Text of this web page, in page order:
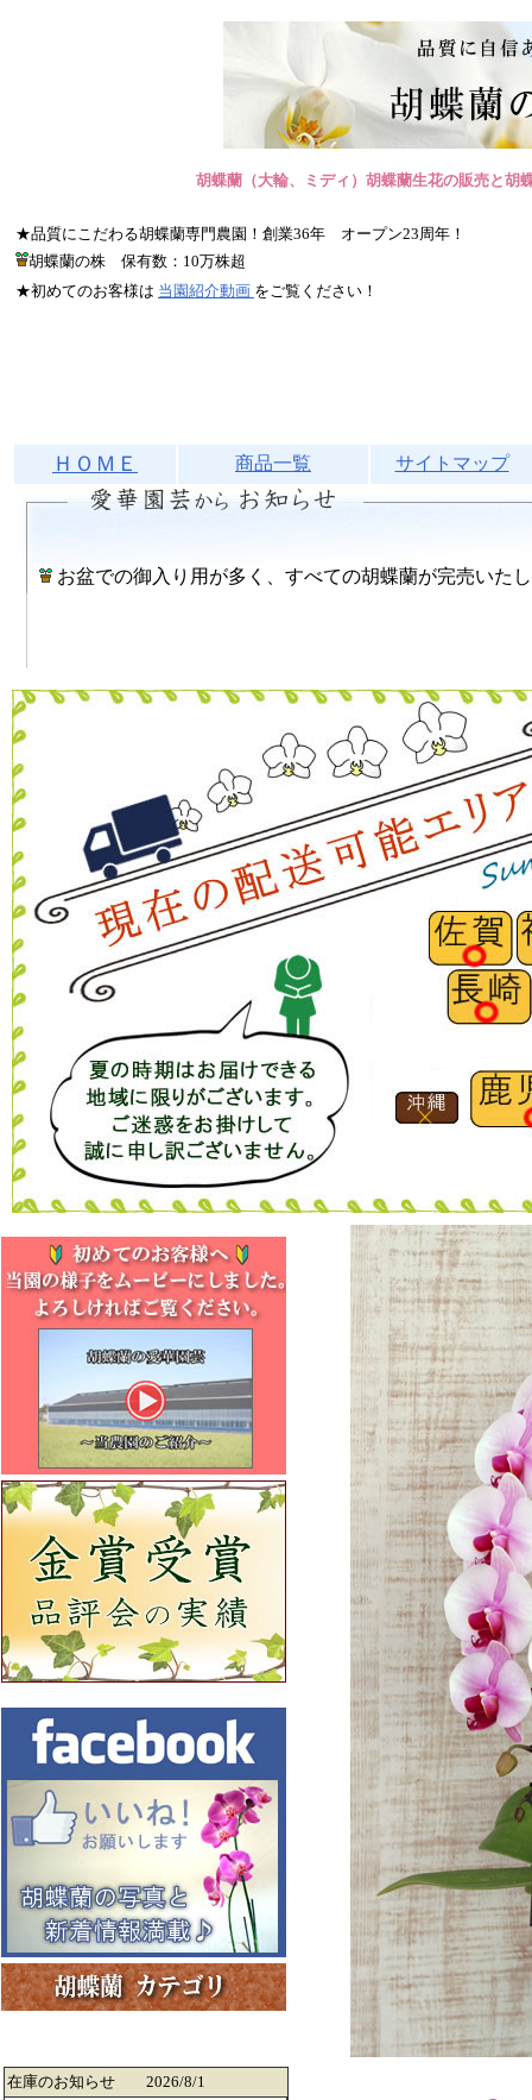
胡蝶蘭（大輪、ミディ）胡蝶蘭生花の販売と
★品質にこだわる胡蝶蘭専門農園！創業36年 オープン23周年！
胡蝶蘭の株 保有数：10万株超
★初めてのお客様は 当園紹介動画 をご覧ください！
ＨＯＭＥ 商品一覧 サイトマップ
お盆での御入り用が多く、すべての胡蝶蘭が完売いた
在庫のお知らせ 2026/8/1